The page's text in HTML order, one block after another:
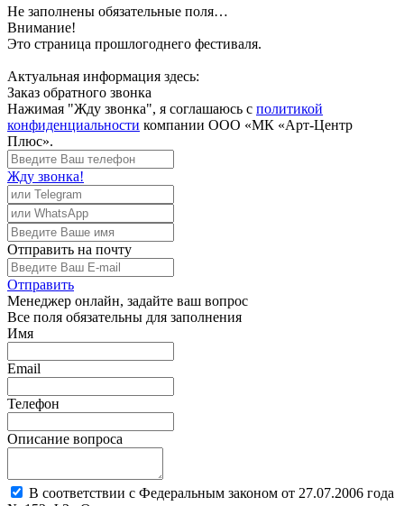
Не заполнены обязательные поля…
Внимание!
Это страница прошлогоднего фестиваля.
Актуальная информация здесь:
Заказ обратного звонка
Нажимая "Жду звонка", я соглашаюсь с политикой
конфиденциальности компании ООО «МК «Арт-Центр
Плюс».
Жду звонка!
Отправить на почту
Отправить
Менеджер онлайн, задайте ваш вопрос
Все поля обязательны для заполнения
Имя
Email
Телефон
Описание вопроса
В соответствии с Федеральным законом от 27.07.2006 года